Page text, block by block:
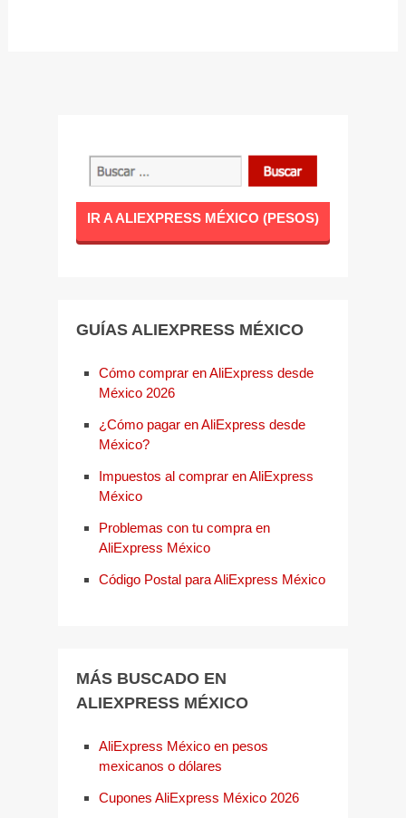
IR A ALIEXPRESS MÉXICO (PESOS)
GUÍAS ALIEXPRESS MÉXICO
Cómo comprar en AliExpress desde
México 2026
¿Cómo pagar en AliExpress desde
México?
Impuestos al comprar en AliExpress
México
Problemas con tu compra en
AliExpress México
Código Postal para AliExpress México
MÁS BUSCADO EN
ALIEXPRESS MÉXICO
AliExpress México en pesos
mexicanos o dólares
Cupones AliExpress México 2026